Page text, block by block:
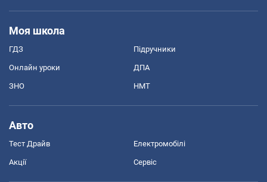
Моя школа
ГДЗ Підручники
Онлайн уроки ДПА
ЗНО НМТ
Авто
Тест Драйв Електромобілі
Акції Сервіс